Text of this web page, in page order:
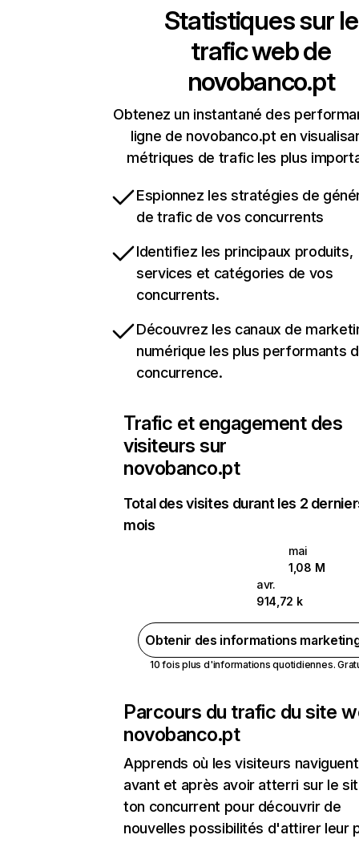
Statistiques sur le
trafic web de
novobanco.pt
Obtenez un instantané des
ligne de novobanco.pt en
métriques de trafic les plus
Espionnez les stratégies de
de trafic de vos concurrents
Identifiez les principaux produits,
services et catégories de vos
concurrents.
Découvrez les canaux de
numérique les plus performants
concurrence.
Trafic et engagement des
visiteurs sur
novobanco.pt
Total des visites durant les 2
mois
mai
1,08 M
avr.
914,72 k
Obtenir des informations
10 fois plus d'informations quotidiennes.
Parcours du trafic du site
novobanco.pt
Apprends où les visiteurs naviguent
avant et après avoir atterri sur le
ton concurrent pour découvrir de
nouvelles possibilités d'attirer leur